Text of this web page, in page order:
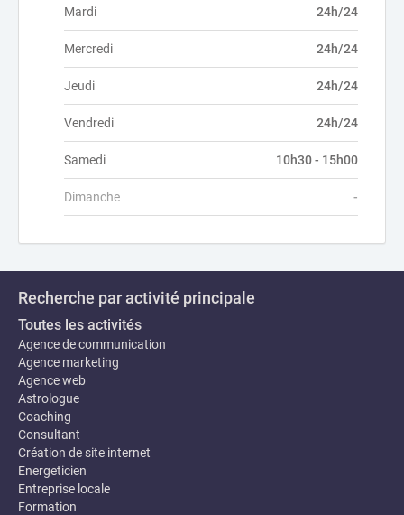
Mardi 24h/24
Mercredi 24h/24
Jeudi 24h/24
Vendredi 24h/24
Samedi 10h30 - 15h00
Dimanche -
Recherche par activité principale
Toutes les activités
Agence de communication
Agence marketing
Agence web
Astrologue
Coaching
Consultant
Création de site internet
Energeticien
Entreprise locale
Formation